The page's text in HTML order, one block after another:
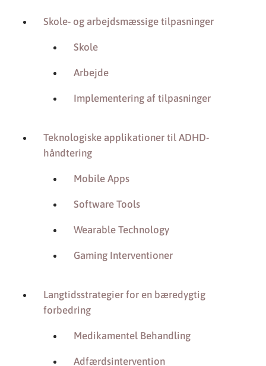
Skole- og arbejdsmæssige tilpasninger
Skole
Arbejde
Implementering af tilpasninger
Teknologiske applikationer til ADHD-
håndtering
Mobile Apps
Software Tools
Wearable Technology
Gaming Interventioner
Langtidsstrategier for en bæredygtig
forbedring
Medikamentel Behandling
Adfærdsintervention